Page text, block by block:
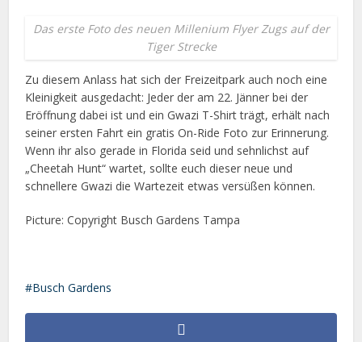
Das erste Foto des neuen Millenium Flyer Zugs auf der
Tiger Strecke
Zu diesem Anlass hat sich der Freizeitpark auch noch eine
Kleinigkeit ausgedacht: Jeder der am 22. Jänner bei der
Eröffnung dabei ist und ein Gwazi T-Shirt trägt, erhält nach
seiner ersten Fahrt ein gratis On-Ride Foto zur Erinnerung.
Wenn ihr also gerade in Florida seid und sehnlichst auf
„Cheetah Hunt“ wartet, sollte euch dieser neue und
schnellere Gwazi die Wartezeit etwas versüßen können.
Picture: Copyright Busch Gardens Tampa
Busch Gardens